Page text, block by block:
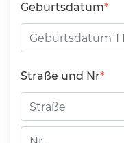
Geburtsdatum
Straße und Nr
Straße
Hausnummer